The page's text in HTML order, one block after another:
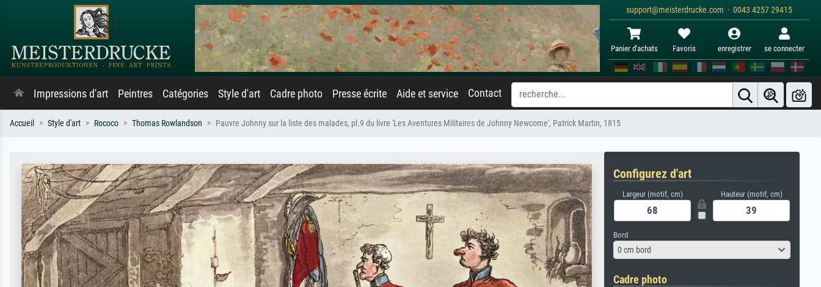
support@meisterdrucke.com · 0043 4257 29415
Panier d'achats Favoris enregistrer se connecter
Impressions d'art Peintres Catégories Style d'art Cadre photo Presse écrite Aide et service Contact
Accueil Style d'art Rococo Thomas Rowlandson Pauvre Johnny sur la liste des malades, pl.9 du livre 'Les Aventures Militaires de Johnny Newcome', Patrick Martin, 1815
Configurez d'art
Largeur (motif, cm) Hauteur (motif, cm)
Bord
0 cm bord
Cadre photo